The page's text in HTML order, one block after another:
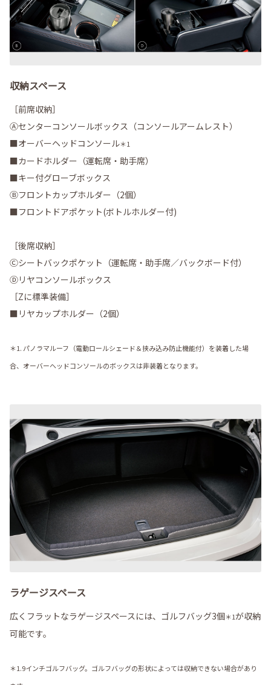
収納スペース
［前席収納］
Ⓐセンターコンソールボックス（コンソールアームレスト）
■オーバーヘッドコンソール＊1
■カードホルダー（運転席・助手席）
■キー付グローブボックス
Ⓑフロントカップホルダー（2個）
■フロントドアポケット(ボトルホルダー付)
［後席収納］
Ⓒシートバックポケット（運転席・助手席／バックボード付）
Ⓓリヤコンソールボックス
［Zに標準装備］
■リヤカップホルダー（2個）
＊1. パノラマルーフ（電動ロールシェード＆挟み込み防止機能付）を装着した場
合、オーバーヘッドコンソールのボックスは非装着となります。
ラゲージスペース
広くフラットなラゲージスペースには、ゴルフバッグ3個＊1が収納
可能です。
＊1.9インチゴルフバッグ。ゴルフバッグの形状によっては収納できない場合があり